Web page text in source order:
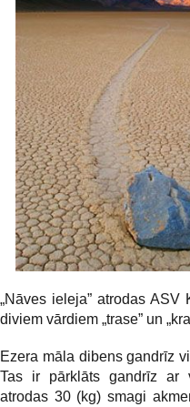
„Nāves ieleja” atrodas
diviem vārdiem „trase” un
Ezera māla dibens gandrīz
Tas ir pārklāts gandrīz ar
atrodas 30 (kg) smagi